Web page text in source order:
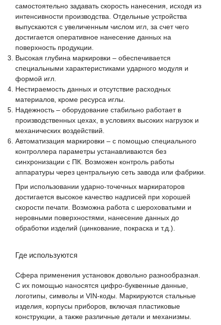
самостоятельно задавать скорость нанесения, исходя из
интенсивности производства. Отдельные устройства
выпускаются с увеличенным числом игл, за счет чего
достигается оперативное нанесение данных на
поверхность продукции.
Высокая глубина маркировки – обеспечивается
специальными характеристиками ударного модуля и
формой игл.
Нестираемость данных и отсутствие расходных
материалов, кроме ресурса иглы.
Надежность – оборудование стабильно работает в
производственных цехах, в условиях высоких нагрузок и
механических воздействий.
Автоматизация маркировки – с помощью специального
контроллера параметры устанавливаются без
синхронизации с ПК. Возможен контроль работы
аппаратуры через центральную сеть завода или фабрики.
При использовании ударно-точечных маркираторов
достигается высокое качество надписей при хорошей
скорости печати. Возможна работа с шероховатыми и
неровными поверхностями, нанесение данных до
обработки изделий (цинкование, покраска и т.д.).
Где используются
Сфера применения установок довольно разнообразная.
С их помощью наносятся цифро-буквенные данные,
логотипы, символы и VIN-коды. Маркируются стальные
изделия, корпусы приборов, включая пластиковые
конструкции, а также различные детали и механизмы.